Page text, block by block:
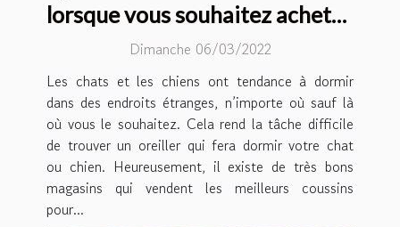
lorsque vous souhaitez acheter
un coussin pour chat ou chien ?
Dimanche 06/03/2022
Les chats et les chiens ont tendance à dormir
dans des endroits étranges, n’importe où sauf là
où vous le souhaitez. Cela rend la tâche difficile
de trouver un oreiller qui fera dormir votre chat
ou chien. Heureusement, il existe de très bons
magasins qui vendent les meilleurs coussins
pour...